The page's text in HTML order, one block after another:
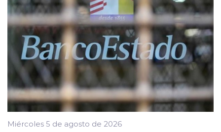
Miércoles 5 de agosto de 2026